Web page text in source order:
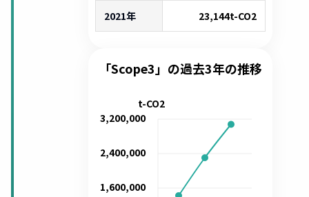
2021年 23,144t-CO2
「Scope3」の過去3年の推移
1,600,000
2,400,000
3,200,000
t-CO2